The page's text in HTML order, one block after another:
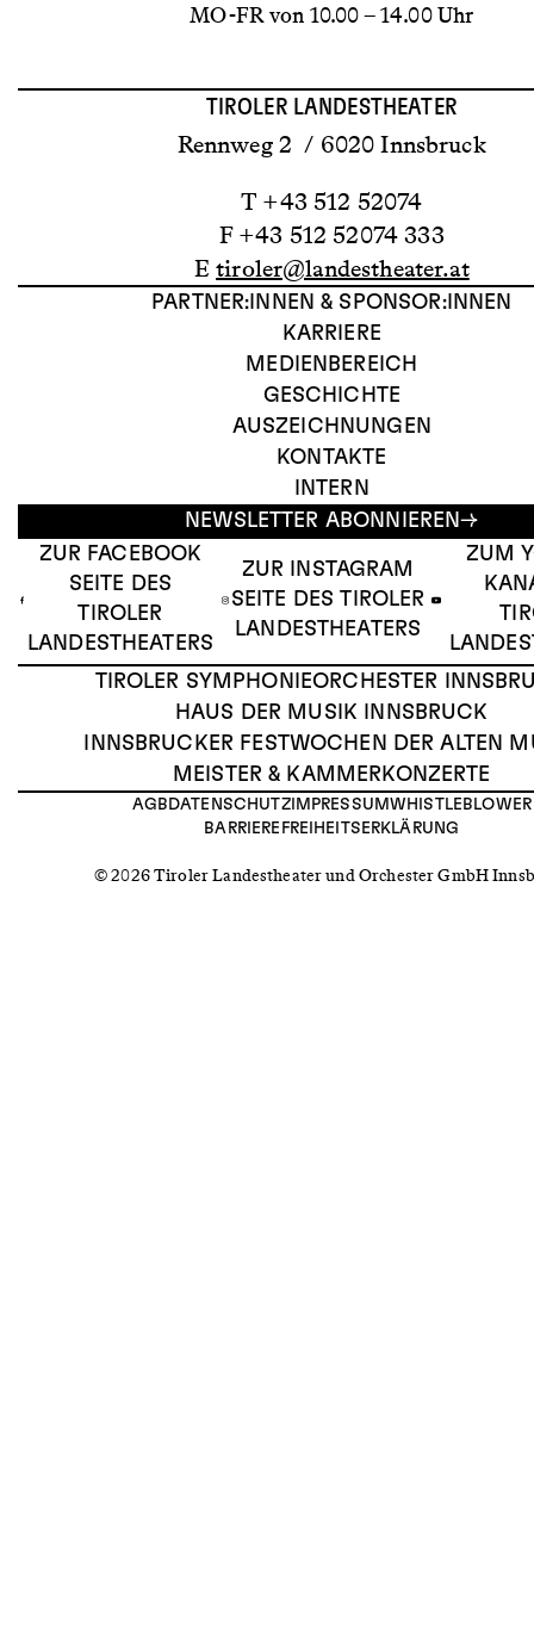
MO-FR von 10.00 – 14.00 Uhr
TIROLER LANDESTHEATER
Rennweg 2 / 6020 Innsbruck
T +43 512 52074
F +43 512 52074 333
Etiroler@landestheater.at
PARTNER:INNEN & SPONSOR:INNEN
KARRIERE
MEDIENBEREICH
GESCHICHTE
AUSZEICHNUNGEN
KONTAKTE
INTERN
NEWSLETTER ABONNIEREN
ZUR FACEBOOK
SEITE DES
TIROLER
LANDESTHEATERS
ZUR INSTAGRAM
SEITE DES TIROLER
LANDESTHEATERS
ZUM
TIROLER SYMPHONIEORCHESTER
HAUS DER MUSIK INNSBRUCK
INNSBRUCKER FESTWOCHEN DER ALTEN
MEISTER & KAMMERKONZERTE
AGB DATENSCHUTZIMPRESSUMWHISTLEBLOWER
BARRIEREFREIHEITSERKLÄRUNG
© 2026 Tiroler Landestheater und Orchester GmbH